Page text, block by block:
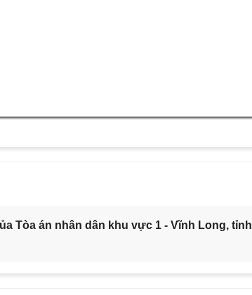
Tòa án nhân dân khu vực 1 - Vĩnh Long, tỉnh